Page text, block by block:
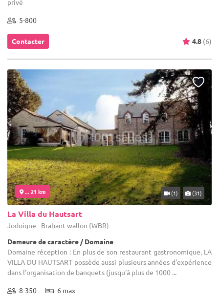
privé
5-800
Contacter 4.8 (6)
... 21 km (1) (31)
La Villa du Hautsart
Jodoigne - Brabant wallon (WBR)
Demeure de caractère / Domaine
Domaine réception : En plus de son restaurant gastronomique, LA
VILLA DU HAUTSART possède aussi plusieurs années d'expérience
dans l'organisation de banquets (jusqu'à plus de 1000 ...
8-350 6 max